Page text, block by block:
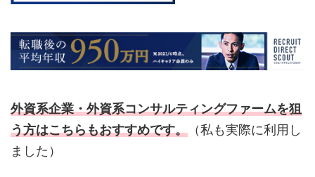
外資系企業・外資系コンサルティングファームを狙
う方はこちらもおすすめです。 （私も実際に利用し
ました）